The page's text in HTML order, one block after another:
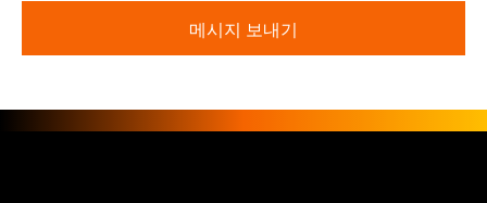
메시지 보내기